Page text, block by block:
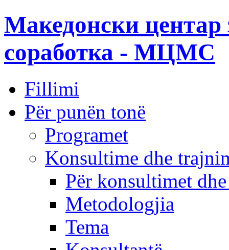
Македонски центар
соработка - МЦМС
Fillimi
Për punën tonë
Programet
Konsultime dhe
Për konsultimet
Metodologjia
Tema